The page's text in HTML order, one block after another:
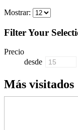
Mostrar:
Filter Your
Precio
desde
Más visitados